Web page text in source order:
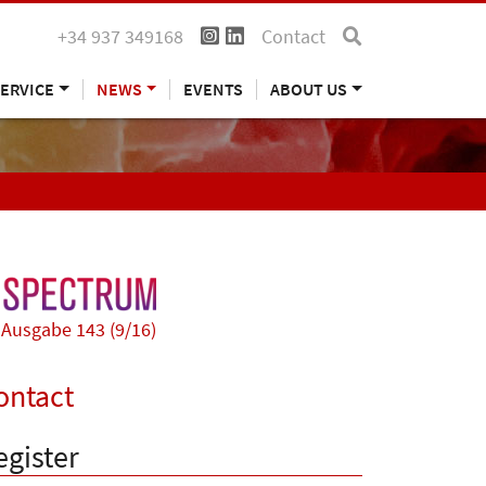
+34 937 349168 Contact
NEWS EVENTS ABOUT US
Ausgabe 143 (9/16)